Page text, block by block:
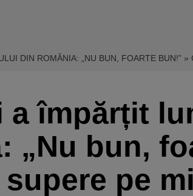
DIN ROMÂNIA: „NU BUN, FOARTE BUN!”
a împărțit
„Nu bun,
supere pe